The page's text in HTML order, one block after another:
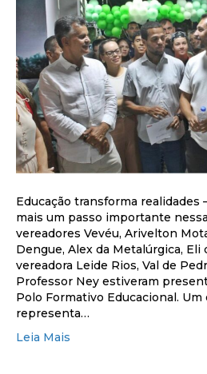
Educação transforma realidades
mais um passo importante
vereadores Vevéu, Arivelton
Dengue, Alex da Metalúrgica, Eli
vereadora Leide Rios, Val de
Professor Ney estiveram
Polo Formativo Educacional. Um
representa…
Leia Mais